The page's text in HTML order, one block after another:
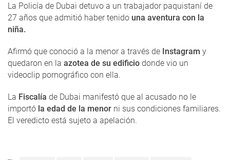
La Policía de Dubai detuvo a un trabajador paquistaní de
27 años que admitió haber tenido una aventura con la
niña.
Afirmó que conoció a la menor a través de Instagram y
quedaron en la azotea de su edificio donde vio un
videoclip pornográfico con ella.
La Fiscalía de Dubai manifestó que al acusado no le
importó la edad de la menor ni sus condiciones familiares.
El veredicto está sujeto a apelación.